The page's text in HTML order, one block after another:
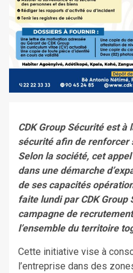
CDK Group Sécurité est
sécurité afin de renforcer
Selon la société, cet
dans une démarche
de ses capacités
faite lundi par CDK
campagne de
l’ensemble du territoire
Cette initiative vise à
l’entreprise dans des